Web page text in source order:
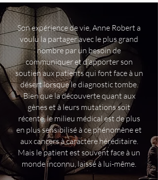
Son expérience de vie, Anne Robert a
voulu la partager avec le plus grand
nombre par un besoin de
communiquer et d’apporter son
soutien aux patients qui font face à un
désert lorsque le diagnostic tombe.
Bien que la découverte quant aux
gènes et à leurs mutations soit
récente, le milieu médical est de plus
en plus sensibilisé à ce phénomène et
aux cancers à caractère héréditaire.
Mais le patient est souvent face à un
monde inconnu, laissé à lui-même.